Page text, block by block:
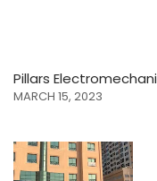
Pillars
MARCH 15, 2023